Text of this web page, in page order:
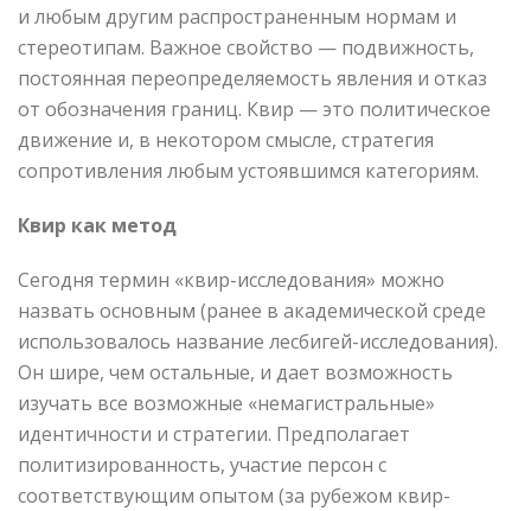
и любым другим распространенным нормам и
стереотипам. Важное свойство — подвижность,
постоянная переопределяемость явления и отказ
от обозначения границ. Квир — это политическое
движение и, в некотором смысле, стратегия
сопротивления любым устоявшимся категориям.
Квир как метод
Сегодня термин «квир-исследования» можно
назвать основным (ранее в академической среде
использовалось название лесбигей-исследования).
Он шире, чем остальные, и дает возможность
изучать все возможные «немагистральные»
идентичности и стратегии. Предполагает
политизированность, участие персон с
соответствующим опытом (за рубежом квир-